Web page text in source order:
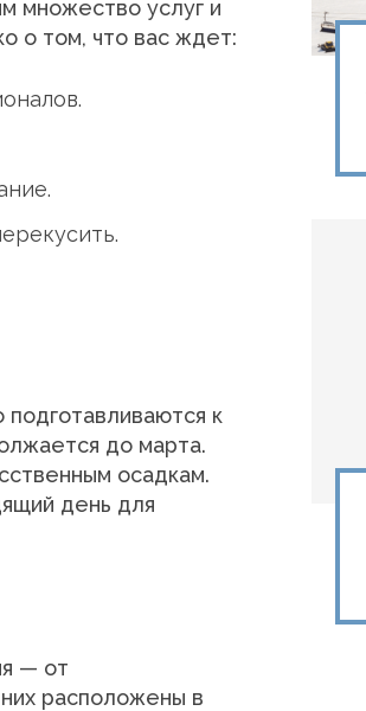
множество услуг и
о том, что вас ждет:
к
до марта.
осадкам.
день для
— от
расположены в